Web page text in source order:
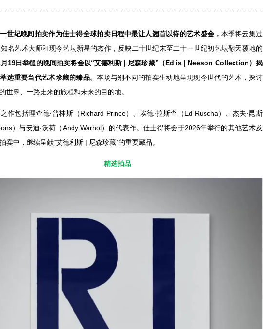
世纪晚间拍卖作为佳士得全球拍卖日程中最让人翘首以待的艺术盛会， 本季将云集过
名艺术大师和现今艺坛新星的杰作，反映二十世纪末至二十一世纪初艺坛翻天覆地的
月19日举槌的晚间拍卖将会以“艾德利斯 | 尼森珍藏”（Edlis | Neeson Collection）揭
选重要当代艺术珍藏的臻品。本场与别不同的拍卖生动地呈现现今世代的艺术，探讨
世界、一路走来的旅程和未来的目的地。
作包括理查德‧普林斯（Richard Prince）、埃德‧拉斯查（Ed Ruscha）、杰夫‧昆斯
）与安迪‧沃荷（Andy Warhol）的代表作。佳士得将会于2026年举行的其他艺术及
卖中，继续呈献“艾德利斯 | 尼森珍藏”的重要藏品。
精选拍品